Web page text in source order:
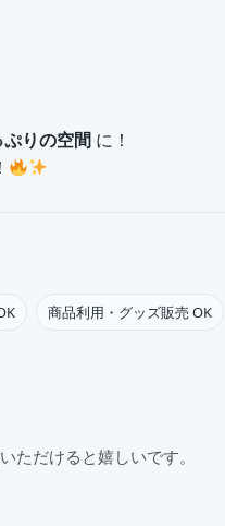
りの空間 に！
商品利用・グッズ販売 OK
だけると嬉しいです。